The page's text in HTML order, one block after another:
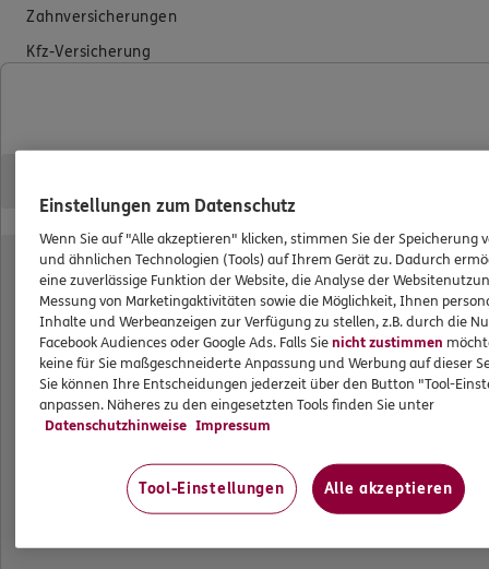
Zahnversicherungen
Kfz-Versicherung
Versicherungen für Geschäftskunden
Hilfe & Services
E-Mail schreiben
Schaden melden
Erstkontaktinformationen
EU-Offenlegungsvereinbarung
Datenverarbeitung
Das könnte Sie auch interessieren
Einstellungen zum Datenschutz
Wenn Sie auf "Alle akzeptieren" klicken, stimmen Sie der Speicherung
und ähnlichen Technologien (Tools) auf Ihrem Gerät zu. Dadurch
eine zuverlässige Funktion der Website, die Analyse der
Messung von Marketingaktivitäten sowie die Möglichkeit, Ihnen
Inhalte und Werbeanzeigen zur Verfügung zu stellen, z.B. durch die
Facebook Audiences oder Google Ads. Falls Sienicht zustimmen
keine für Sie maßgeschneiderte Anpassung und Werbung auf dieser
Sie können Ihre Entscheidungen jederzeit über den Button "Tool-
anpassen. Näheres zu den eingesetzten Tools finden Sie unter
Datenschutzhinweise Impressum
Tool-Einstellungen Alle akzeptieren